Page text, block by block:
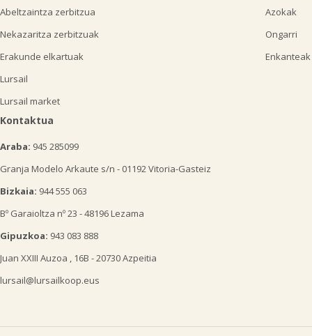
Abeltzaintza zerbitzua
Nekazaritza zerbitzuak
Erakunde elkartuak
Lursail
Lursail market
Azokak
Ongarri
Enkanteak
Kontaktua
Araba: 945 285099
Granja Modelo Arkaute s/n - 01192 Vitoria-Gasteiz
Bizkaia: 944 555 063
Bº Garaioltza nº 23 - 48196 Lezama
Gipuzkoa: 943 083 888
Juan XXIII Auzoa , 16B - 20730 Azpeitia
lursail@lursailkoop.eus